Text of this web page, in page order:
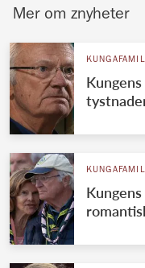
Mer om znyheter